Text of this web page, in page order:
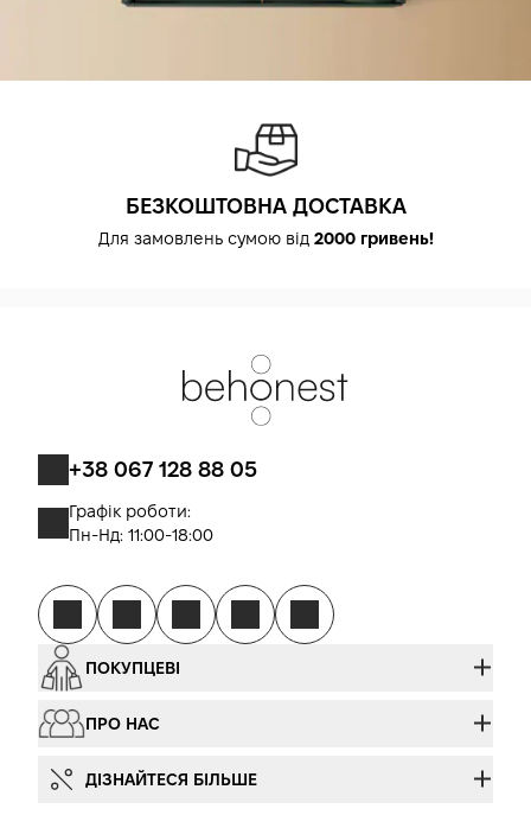
БЕЗКОШТОВНА ДОСТАВКА
Для замовлень сумою від 2000 гривень!
+38 067 128 88 05
Графік роботи:
Пн-Нд: 11:00-18:00
ПОКУПЦЕВІ
ПРО НАС
ДІЗНАЙТЕСЯ БІЛЬШЕ